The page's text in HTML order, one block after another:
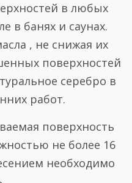
в любых
в банях и саунах.
, не снижая их
поверхностей
серебро в
работ.
поверхность
не более 16
необходимо